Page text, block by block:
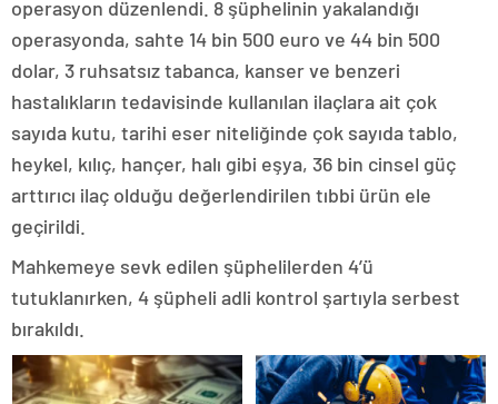
operasyon düzenlendi. 8 şüphelinin yakalandığı
operasyonda, sahte 14 bin 500 euro ve 44 bin 500
dolar, 3 ruhsatsız tabanca, kanser ve benzeri
hastalıkların tedavisinde kullanılan ilaçlara ait çok
sayıda kutu, tarihi eser niteliğinde çok sayıda tablo,
heykel, kılıç, hançer, halı gibi eşya, 36 bin cinsel güç
arttırıcı ilaç olduğu değerlendirilen tıbbi ürün ele
geçirildi.
Mahkemeye sevk edilen şüphelilerden 4’ü
tutuklanırken, 4 şüpheli adli kontrol şartıyla serbest
bırakıldı.